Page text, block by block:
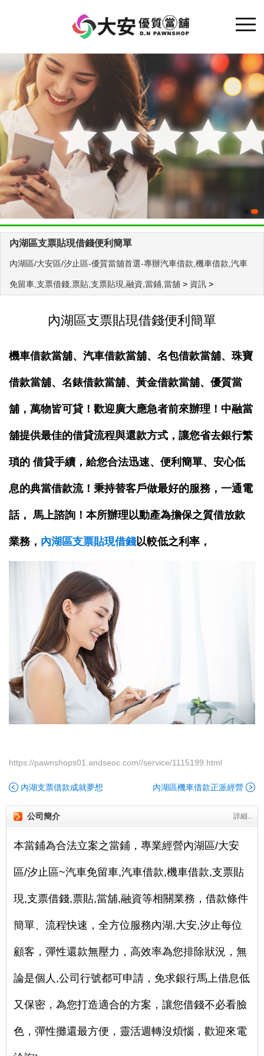
內湖區支票貼現借錢便利簡單
內湖區/大安區/汐止區-優質當舖首選-專辦汽車借款,機車借款,汽車
免留車,支票借錢,票貼,支票貼現,融資,當鋪,當舖 > 資訊 >
內湖區支票貼現借錢便利簡單
機車借款當舖、汽車借款當舖、名包借款當舖、珠寶
借款當舖、名錶借款當舖、黃金借款當舖、優質當
舖，萬物皆可貸！歡迎廣大應急者前來辦理！中融當
舖提供最佳的借貸流程與還款方式，讓您省去銀行繁
瑣的 借貸手續，給您合法迅速、便利簡單、安心低
息的典當借款流！秉持替客戶做最好的服務，一通電
話， 馬上諮詢！本所辦理以動產為擔保之質借放款
業務， 內湖區支票貼現借錢以較低之利率，
https://pawnshops01.andseoc.com//service/1115199.html
內湖支票借款成就夢想 內湖區機車借款正派經營
公司簡介 詳細...
本當鋪為合法立案之當鋪，專業經營內湖區/大安
區/汐止區~汽車免留車,汽車借款,機車借款,支票貼
現,支票借錢,票貼,當舖,融資等相關業務，借款條件
簡單、流程快速，全方位服務內湖,大安,汐止每位
顧客，彈性還款無壓力，高效率為您排除狀況，無
論是個人,公司行號都可申請，免求銀行馬上借息低
又保密，為您打造適合的方案，讓您借錢不必看臉
色，彈性攤還最方便，靈活週轉沒煩惱，歡迎來電